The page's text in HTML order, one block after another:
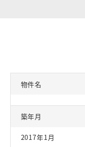
物件名
築年月
2017年1月